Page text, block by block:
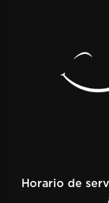
Horario de